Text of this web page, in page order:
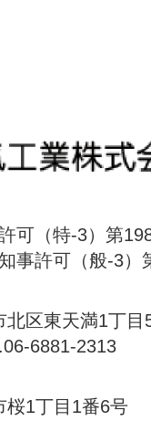
可（特-3）第
事許可（般-3）
区東天満1丁目
6881-2313
桜1丁目1番6号